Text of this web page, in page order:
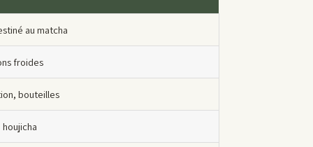
au matcha
froides
bouteilles